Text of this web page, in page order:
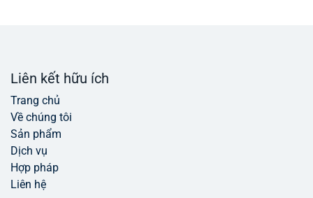
Liên kết hữu ích
Trang chủ
Về chúng tôi
Sản phẩm
Dịch vụ
Hợp pháp
Liên hệ